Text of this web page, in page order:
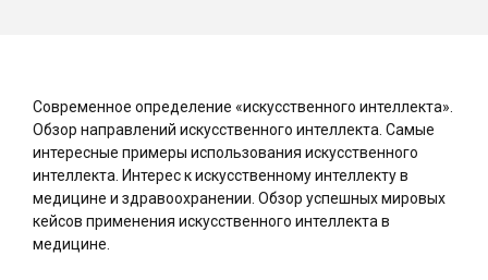
Современное определение «искусственного интеллекта».
Обзор направлений искусственного интеллекта. Самые
интересные примеры использования искусственного
интеллекта. Интерес к искусственному интеллекту в
медицине и здравоохранении. Обзор успешных мировых
кейсов применения искусственного интеллекта в
медицине.